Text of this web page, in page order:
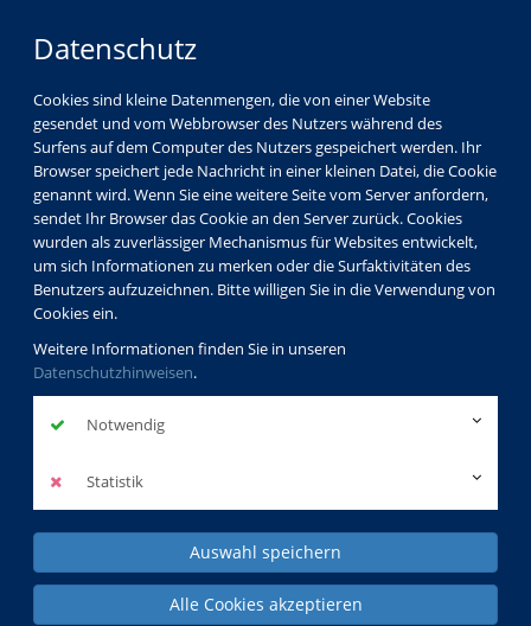
Datenschutz
Cookies sind kleine Datenmengen, die von einer Website
gesendet und vom Webbrowser des Nutzers während des
Surfens auf dem Computer des Nutzers gespeichert werden. Ihr
Browser speichert jede Nachricht in einer kleinen Datei, die Cookie
genannt wird. Wenn Sie eine weitere Seite vom Server anfordern,
sendet Ihr Browser das Cookie an den Server zurück. Cookies
wurden als zuverlässiger Mechanismus für Websites entwickelt,
um sich Informationen zu merken oder die Surfaktivitäten des
Benutzers aufzuzeichnen. Bitte willigen Sie in die Verwendung von
Cookies ein.
Weitere Informationen finden Sie in unseren
Datenschutzhinweisen.
Notwendig
Statistik
Auswahl speichern
Alle Cookies akzeptieren
vhs Görlitz
Kursleiterverzeichnis
Sandra Poniatowski
Sandra
Poniatowski
Dozentinnenprofil
Ich bin Sandra Poniatowski, zertifizierter Coach für
ist es, Ihnen den Raum zu geben, wieder in Kontakt mit sich
selbst zu kommen, um achtsam und authentisch zu leben.
Gemeinsam lassen wir alten Ballast los und schaffen mehr
Ausgeglichenheit, Selbstvertrauen und Lebensfreude. Ich